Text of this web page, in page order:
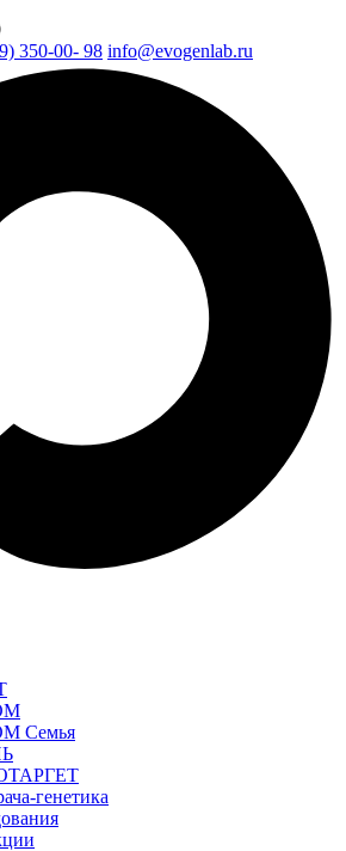
350-00- 98 info@evogenlab.ru
Семья
генетика